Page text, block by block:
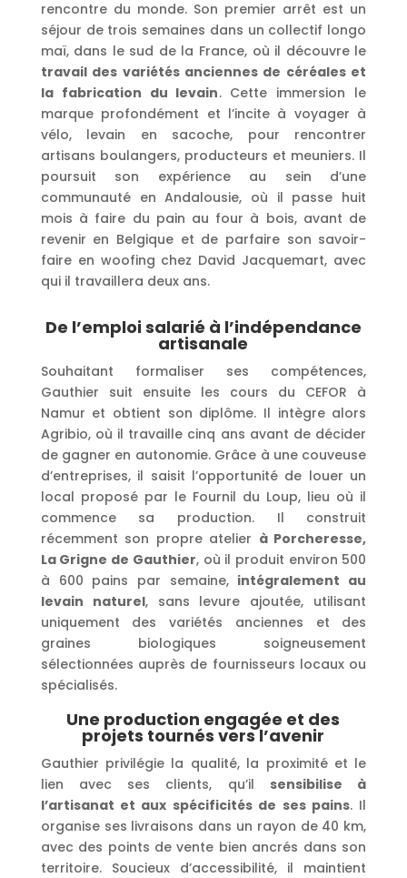
rencontre du monde. Son premier arrêt est un
séjour de trois semaines dans un collectif longo
maï, dans le sud de la France, où il découvre le
travail des variétés anciennes de céréales et
la fabrication du levain. Cette immersion le
marque profondément et l’incite à voyager à
vélo, levain en sacoche, pour rencontrer
artisans boulangers, producteurs et meuniers. Il
poursuit son expérience au sein d’une
communauté en Andalousie, où il passe huit
mois à faire du pain au four à bois, avant de
revenir en Belgique et de parfaire son savoir-
faire en woofing chez David Jacquemart, avec
qui il travaillera deux ans.
De l’emploi salarié à l’indépendance
artisanale
Souhaitant formaliser ses compétences,
Gauthier suit ensuite les cours du CEFOR à
Namur et obtient son diplôme. Il intègre alors
Agribio, où il travaille cinq ans avant de décider
de gagner en autonomie. Grâce à une couveuse
d’entreprises, il saisit l’opportunité de louer un
local proposé par le Fournil du Loup, lieu où il
commence sa production. Il construit
récemment son propre atelier à Porcheresse,
La Grigne de Gauthier, où il produit environ 500
à 600 pains par semaine, intégralement au
levain naturel, sans levure ajoutée, utilisant
uniquement des variétés anciennes et des
graines biologiques soigneusement
sélectionnées auprès de fournisseurs locaux ou
spécialisés.
Une production engagée et des
projets tournés vers l’avenir
Gauthier privilégie la qualité, la proximité et le
lien avec ses clients, qu’il sensibilise à
l’artisanat et aux spécificités de ses pains. Il
organise ses livraisons dans un rayon de 40 km,
avec des points de vente bien ancrés dans son
territoire. Soucieux d’accessibilité, il maintient